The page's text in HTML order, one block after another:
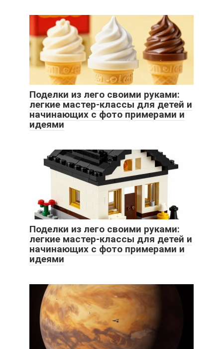
Поделки из лего своими руками:
легкие мастер-классы для детей и
начинающих с фото примерами и
идеями
Поделки из лего своими руками:
легкие мастер-классы для детей и
начинающих с фото примерами и
идеями